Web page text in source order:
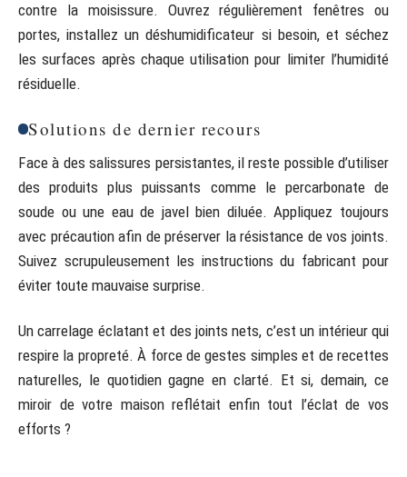
contre la moisissure. Ouvrez régulièrement fenêtres ou
portes, installez un déshumidificateur si besoin, et séchez
les surfaces après chaque utilisation pour limiter l’humidité
résiduelle.
Solutions de dernier recours
Face à des salissures persistantes, il reste possible d’utiliser
des produits plus puissants comme le percarbonate de
soude ou une eau de javel bien diluée. Appliquez toujours
avec précaution afin de préserver la résistance de vos joints.
Suivez scrupuleusement les instructions du fabricant pour
éviter toute mauvaise surprise.
Un carrelage éclatant et des joints nets, c’est un intérieur qui
respire la propreté. À force de gestes simples et de recettes
naturelles, le quotidien gagne en clarté. Et si, demain, ce
miroir de votre maison reflétait enfin tout l’éclat de vos
efforts ?